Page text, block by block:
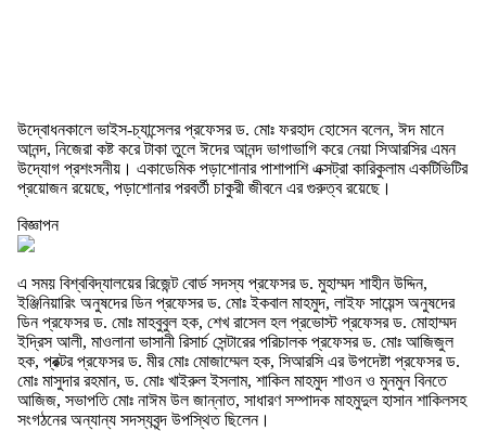
উদ্বোধনকালে ভাইস-চ্যান্সেলর প্রফেসর ড. মোঃ ফরহাদ হোসেন বলেন, ঈদ মানে
আনন্দ, নিজেরা কষ্ট করে টাকা তুলে ঈদের আনন্দ ভাগাভাগি করে নেয়া সিআরসির এমন
উদ্যোগ প্রশংসনীয়। একাডেমিক পড়াশোনার পাশাপাশি এক্সট্রা কারিকুলাম একটিভিটির
প্রয়োজন রয়েছে, পড়াশোনার পরবর্তী চাকুরী জীবনে এর গুরুত্ব রয়েছে।
বিজ্ঞাপন
এ সময় বিশ্ববিদ্যালয়ের রিজেন্ট বোর্ড সদস্য প্রফেসর ড. মুহাম্মদ শাহীন উদ্দিন,
ইঞ্জিনিয়ারিং অনুষদের ডিন প্রফেসর ড. মোঃ ইকবাল মাহমুদ, লাইফ সায়েন্স অনুষদের
ডিন প্রফেসর ড. মোঃ মাহবুবুল হক, শেখ রাসেল হল প্রভোস্ট প্রফেসর ড. মোহাম্মদ
ইদ্রিস আলী, মাওলানা ভাসানী রিসার্চ সেন্টারের পরিচালক প্রফেসর ড. মোঃ আজিজুল
হক, প্রক্টর প্রফেসর ড. মীর মোঃ মোজাম্মেল হক, সিআরসি এর উপদেষ্টা প্রফেসর ড.
মোঃ মাসুদার রহমান, ড. মোঃ খাইরুল ইসলাম, শাকিল মাহমুদ শাওন ও মুনমুন বিনতে
আজিজ, সভাপতি মোঃ নাঈম উল জান্নাত, সাধারণ সম্পাদক মাহমুদুল হাসান শাকিলসহ
সংগঠনের অন্যান্য সদস্যবৃন্দ উপস্থিত ছিলেন।